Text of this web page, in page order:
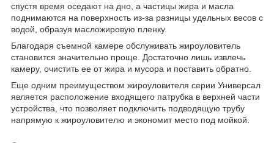
спустя время оседают на дно, а частицы жира и масла
поднимаются на поверхность из-за разницы удельных весов с
водой, образуя масложировую пленку.
Благодаря съемной камере обслуживать жироуловитель
становится значительно проще. Достаточно лишь извлечь
камеру, очистить ее от жира и мусора и поставить обратно.
Еще одним преимуществом жироуловителя серии Универсал
является расположение входящего патрубка в верхней части
устройства, что позволяет подключить подводящую трубу
напрямую к жироуловителю и экономит место под мойкой.